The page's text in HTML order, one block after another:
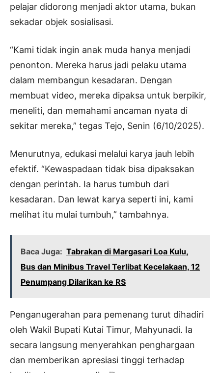
pelajar didorong menjadi aktor utama, bukan
sekadar objek sosialisasi.
“Kami tidak ingin anak muda hanya menjadi
penonton. Mereka harus jadi pelaku utama
dalam membangun kesadaran. Dengan
membuat video, mereka dipaksa untuk berpikir,
meneliti, dan memahami ancaman nyata di
sekitar mereka,” tegas Tejo, Senin (6/10/2025).
Menurutnya, edukasi melalui karya jauh lebih
efektif. “Kewaspadaan tidak bisa dipaksakan
dengan perintah. Ia harus tumbuh dari
kesadaran. Dan lewat karya seperti ini, kami
melihat itu mulai tumbuh,” tambahnya.
Baca Juga: Tabrakan di Margasari Loa Kulu,
Bus dan Minibus Travel Terlibat Kecelakaan, 12
Penumpang Dilarikan ke RS
Penganugerahan para pemenang turut dihadiri
oleh Wakil Bupati Kutai Timur, Mahyunadi. Ia
secara langsung menyerahkan penghargaan
dan memberikan apresiasi tinggi terhadap